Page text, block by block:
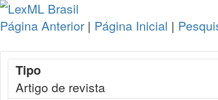
Página Anterior | Página Inicial |
Tipo
Artigo de revista